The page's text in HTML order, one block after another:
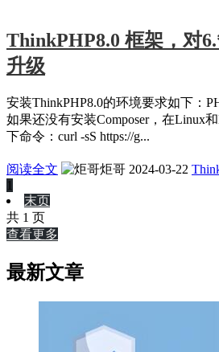
ThinkPHP8.0 框架，对
升级
安装ThinkPHP8.0的环境要求如下：
如果还没有安装Composer，在Linux
下命令：curl -sS https://g...
阅读全文 炬哥 2024-03-22
1
末页
共 1 页
查看更多
最新文章